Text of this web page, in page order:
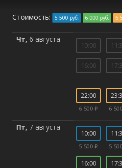
Стоимость: 5 500 руб. 6 000 руб. 6
Чт, 6 августа
10:00
16:00
22:00
6 500 ₽ 6
Пт, 7 августа
10:00
5 500 ₽ 5
16:00